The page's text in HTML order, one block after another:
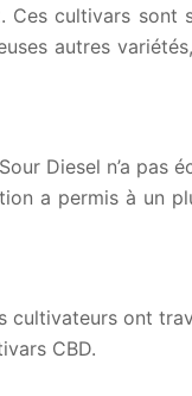
cultivars
autres
Diesel n’a
a permis à un
cultivateurs ont
CBD.